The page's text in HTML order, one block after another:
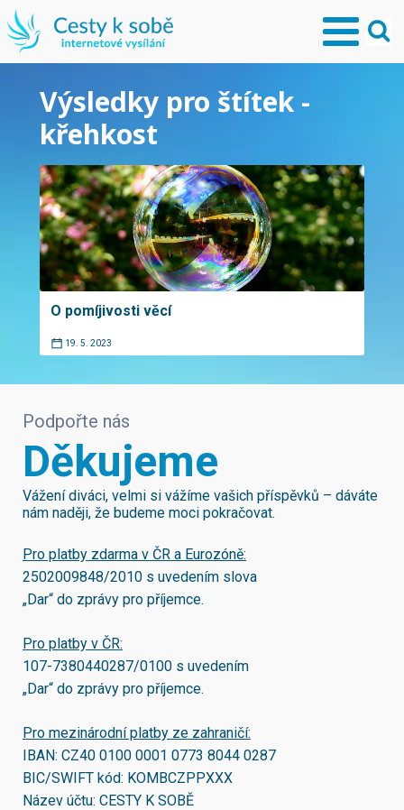
Výsledky pro štítek -
křehkost
O pomíjivosti věcí
19. 5. 2023
Podpořte nás
Děkujeme
Vážení diváci, velmi si vážíme vašich příspěvků – dáváte
nám naději, že budeme moci pokračovat.
Pro platby zdarma v ČR a Eurozóně:
2502009848/2010 s uvedením slova
„Dar“ do zprávy pro příjemce.
Pro platby v ČR:
107-7380440287/0100 s uvedením
„Dar“ do zprávy pro příjemce.
Pro mezinárodní platby ze zahraničí:
IBAN: CZ40 0100 0001 0773 8044 0287
BIC/SWIFT kód: KOMBCZPPXXX
Název účtu: CESTY K SOBĚ